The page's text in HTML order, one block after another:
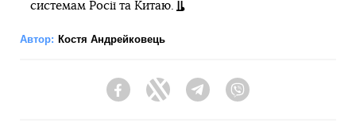
системам Росії та Китаю.
Автор: Костя Андрейковець
FacebookTwitter Telegram